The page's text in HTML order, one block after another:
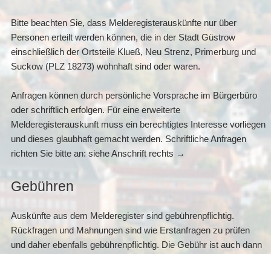
Bitte beachten Sie, dass Melderegisterauskünfte nur über
Personen erteilt werden können, die in der Stadt Güstrow
einschließlich der Ortsteile Klueß, Neu Strenz, Primerburg und
Suckow (PLZ 18273) wohnhaft sind oder waren.
Anfragen können durch persönliche Vorsprache im Bürgerbüro
oder schriftlich erfolgen. Für eine erweiterte
Melderegisterauskunft muss ein berechtigtes Interesse vorliegen
und dieses glaubhaft gemacht werden. Schriftliche Anfragen
richten Sie bitte an: siehe Anschrift rechts →
Gebühren
Auskünfte aus dem Melderegister sind gebührenpflichtig.
Rückfragen und Mahnungen sind wie Erstanfragen zu prüfen
und daher ebenfalls gebührenpflichtig. Die Gebühr ist auch dann